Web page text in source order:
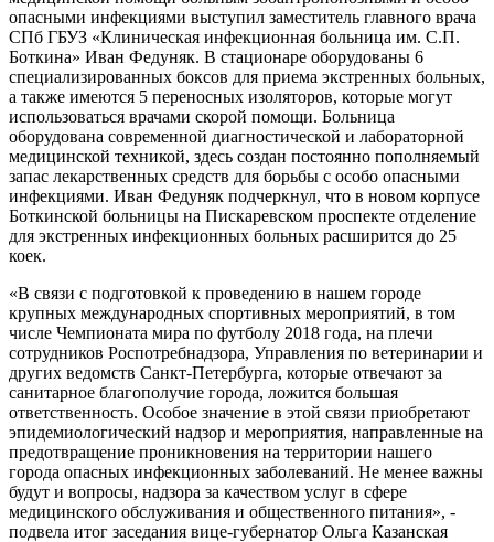
опасными инфекциями выступил заместитель главного врача
СПб ГБУЗ «Клиническая инфекционная больница им. С.П.
Боткина» Иван Федуняк. В стационаре оборудованы 6
специализированных боксов для приема экстренных больных,
а также имеются 5 переносных изоляторов, которые могут
использоваться врачами скорой помощи. Больница
оборудована современной диагностической и лабораторной
медицинской техникой, здесь создан постоянно пополняемый
запас лекарственных средств для борьбы с особо опасными
инфекциями. Иван Федуняк подчеркнул, что в новом корпусе
Боткинской больницы на Пискаревском проспекте отделение
для экстренных инфекционных больных расширится до 25
коек.
«В связи с подготовкой к проведению в нашем городе
крупных международных спортивных мероприятий, в том
числе Чемпионата мира по футболу 2018 года, на плечи
сотрудников Роспотребнадзора, Управления по ветеринарии и
других ведомств Санкт-Петербурга, которые отвечают за
санитарное благополучие города, ложится большая
ответственность. Особое значение в этой связи приобретают
эпидемиологический надзор и мероприятия, направленные на
предотвращение проникновения на территории нашего
города опасных инфекционных заболеваний. Не менее важны
будут и вопросы, надзора за качеством услуг в сфере
медицинского обслуживания и общественного питания», -
подвела итог заседания вице-губернатор Ольга Казанская